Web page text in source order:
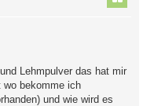
Lehmpulver das hat mir
wo bekomme ich
und wie wird es